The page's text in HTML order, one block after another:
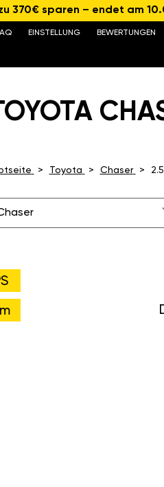
zu 370€ sparen – endet am
EINSTELLUNG BEWERTUNGEN
Toyota Chaser